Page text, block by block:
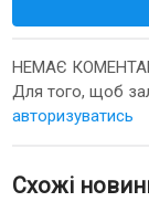
НЕМАЄ
Для того, щоб
авторизуватись
Схожі